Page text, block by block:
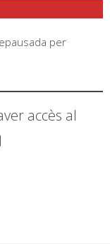
per
accès al